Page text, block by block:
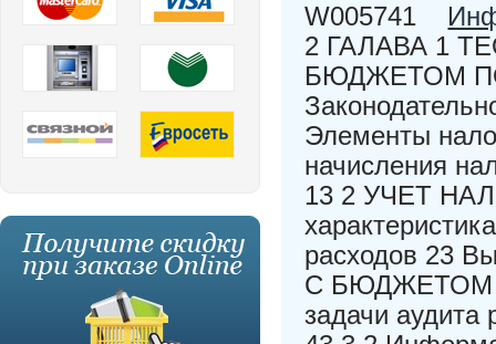
W005741
2 ГАЛАВА 1
БЮДЖЕТОМ
Элементы
начисления
13 2 УЧЕТ
расходов 23
С БЮДЖЕТОМ
задачи аудита